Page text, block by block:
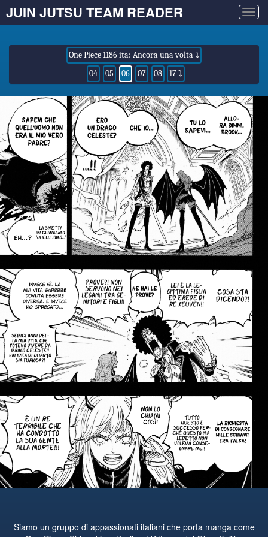
JUIN JUTSU TEAM READER
One Piece 1186 ita: Ancora una volta ⤵
04
05 06 07 08 17 ⤵
Siamo un gruppo di appassionati italiani che porta manga come